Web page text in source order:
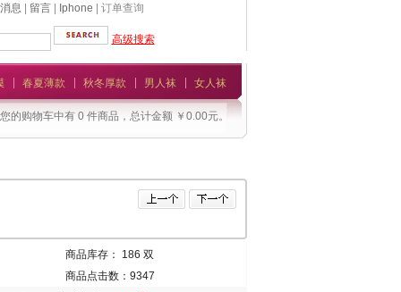
消息 留言| Iphone | 订单查询
高级搜索
春夏薄款 秋冬厚款 男人袜 女人袜
您的购物车中有 0 件商品，总计金额 ￥0.00元。
商品库存： 186 双
商品点击数：9347